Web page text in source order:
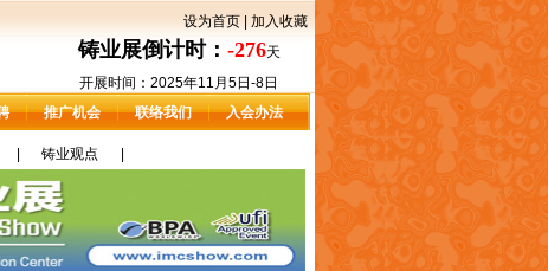
设为首页 加入收藏
铸业展倒计时： -276天
开展时间：2025年11月5日-8日
推广机会 联络我们 入会办法
铸业观点